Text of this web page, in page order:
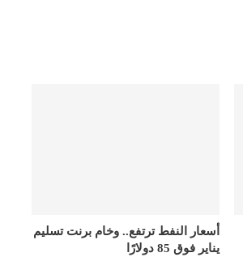
أسعار النفط ترتفع.. وخام برنت تسليم
يناير فوق 85 دولارًا